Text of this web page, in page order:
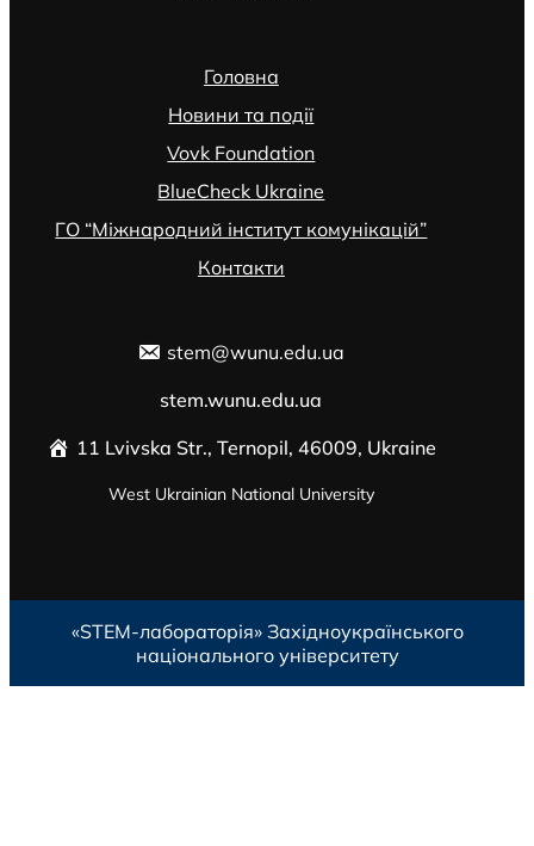
Головна
Новини та події
Vovk Foundation
BlueCheck Ukraine
ГО “Міжнародний інститут комунікацій”
Контакти
stem@wunu.edu.ua
stem.wunu.edu.ua
11 Lvivska Str., Ternopil, 46009, Ukraine
West Ukrainian National University
«STEM-лабораторія» Західноукраїнського
національного університету